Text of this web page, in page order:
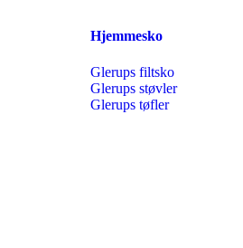
Hjemmesko
Glerups filtsko
Glerups støvler
Glerups tøfler